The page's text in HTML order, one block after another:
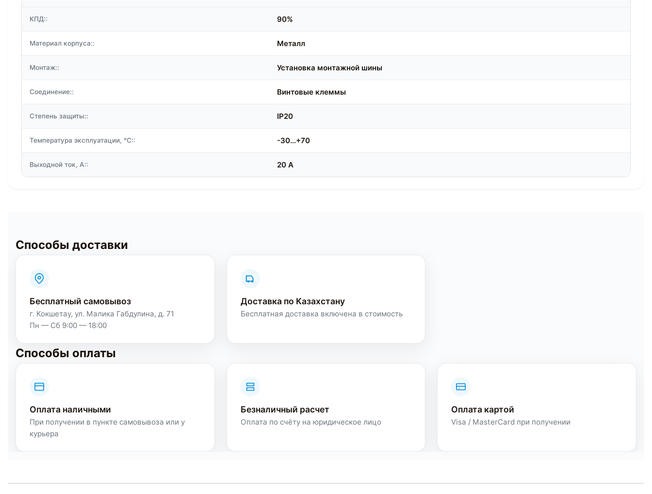
КПД:: 90%
Материал корпуса:: Металл
Монтаж:: Установка монтажной шины
Соединение:: Винтовые клеммы
Степень защиты:: IP20
Температура эксплуатации, °C:: -30…+70
Выходной ток, А:: 20 A
Способы доставки
Бесплатный самовывоз
г. Кокшетау, ул. Малика Габдулина, д. 71
Пн — Сб 9:00 — 18:00
Доставка по Казахстану
Бесплатная доставка включена в стоимость
Способы оплаты
Оплата наличными
При получении в пункте самовывоза или у
курьера
Безналичный расчет
Оплата по счёту на юридическое лицо
Оплата картой
Visa / MasterCard при получении